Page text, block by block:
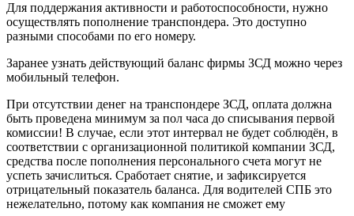
Для поддержания активности и работоспособности, нужно
осуществлять пополнение транспондера. Это доступно
разными способами по его номеру.
Заранее узнать действующий баланс фирмы ЗСД можно через
мобильный телефон.
При отсутствии денег на транспондере ЗСД, оплата должна
быть проведена минимум за пол часа до списывания первой
комиссии! В случае, если этот интервал не будет соблюдён, в
соответствии с организационной политикой компании ЗСД,
средства после пополнения персонального счета могут не
успеть зачислиться. Сработает снятие, и зафиксируется
отрицательный показатель баланса. Для водителей СПБ это
нежелательно, потому как компания не сможет ему